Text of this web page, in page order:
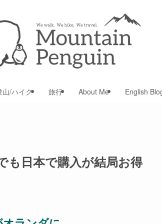
山/ハイク 旅行 About Me English
も日本で購入が結局お得